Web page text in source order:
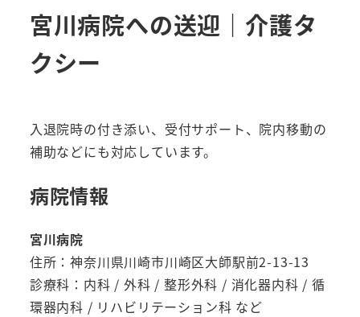
宮川病院への送迎｜介護タ
クシー
入退院時の付き添い、受付サポート、院内移動の
補助などにも対応しています。
病院情報
宮川病院
住所：神奈川県川崎市川崎区大師駅前2-13-13
診療科：内科 / 外科 / 整形外科 / 消化器内科 / 循
環器内科 / リハビリテーション科 など